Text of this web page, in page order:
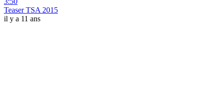
Teaser TSA 2015
il y a 11 ans